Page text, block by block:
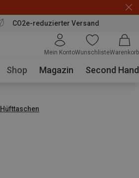
CO2e-reduzierter Versand
Mein KontoWunschlisteWarenkorb
Shop Magazin Second Hand
Hüfttaschen